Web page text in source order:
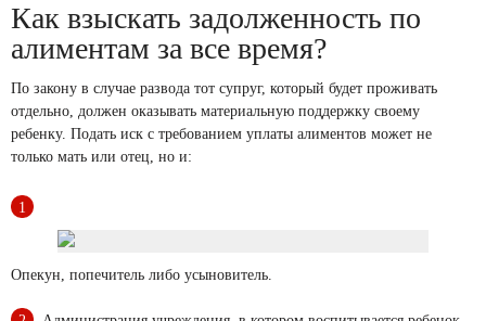
Как взыскать задолженность по
алиментам за все время?
По закону в случае развода тот супруг, который будет проживать
отдельно, должен оказывать материальную поддержку своему
ребенку. Подать иск с требованием уплаты алиментов может не
только мать или отец, но и:
Опекун, попечитель либо усыновитель.